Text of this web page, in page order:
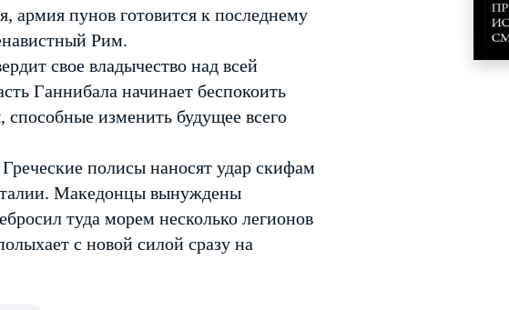
армия пунов готовится к последнему
Рим.
свое владычество над всей
Ганнибала начинает беспокоить
изменить будущее всего
полисы наносят удар скифам
Македонцы вынуждены
туда морем несколько легионов
с новой силой сразу на